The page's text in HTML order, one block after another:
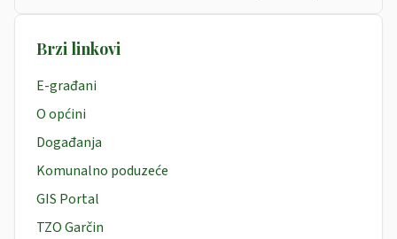
Brzi linkovi
E-građani
O općini
Događanja
Komunalno poduzeće
GIS Portal
TZO Garčin